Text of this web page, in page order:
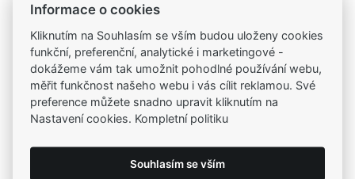
Na našem e-shopu máte výběr z tisíců šperků
Garance vysoké kvality
Certifikáty původu a kvality k vybraným šperkům
Kamenné prodejny
Zastavte se do jedné z našich4 prodejen
Informace o cookies
Kliknutím na Souhlasím se vším budou uloženy cookies
funkční, preferenční, analytické i marketingové -
dokážeme vám tak umožnit pohodlné používání webu,
měřit funkčnost našeho webu i vás cílit reklamou. Své
preference můžete snadno upravit kliknutím na
Nastavení cookies. Kompletní politiku
Souhlasím se vším